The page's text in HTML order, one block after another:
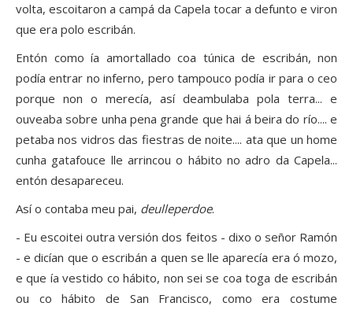
volta, escoitaron a campá da Capela tocar a defunto e viron
que era polo escribán.
Entón como ía amortallado coa túnica de escribán, non
podía entrar no inferno, pero tampouco podía ir para o ceo
porque non o merecía, así deambulaba pola terra... e
ouveaba sobre unha pena grande que hai á beira do río.... e
petaba nos vidros das fiestras de noite.... ata que un home
cunha gatafouce lle arrincou o hábito no adro da Capela...
entón desapareceu.
Así o contaba meu pai, deulleperdoe.
- Eu escoitei outra versión dos feitos - dixo o señor Ramón
- e dicían que o escribán a quen se lle aparecía era ó mozo,
e que ía vestido co hábito, non sei se coa toga de escribán
ou co hábito de San Francisco, como era costume